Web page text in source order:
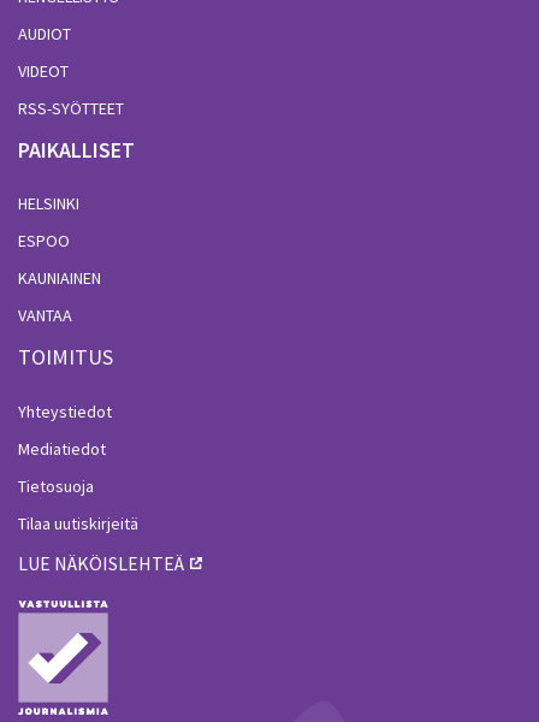
AUDIOT
VIDEOT
RSS-SYÖTTEET
PAIKALLISET
HELSINKI
ESPOO
KAUNIAINEN
VANTAA
TOIMITUS
Yhteystiedot
Mediatiedot
Tietosuoja
Tilaa uutiskirjeitä
LUE NÄKÖISLEHTEÄ